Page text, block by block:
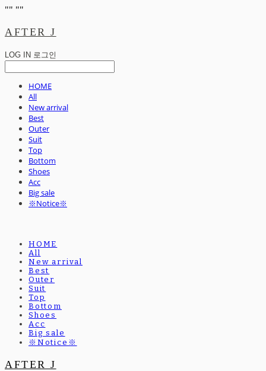
"" ""
AFTER J
LOG IN 로그인
HOME
All
New arrival
Best
Outer
Suit
Top
Bottom
Shoes
Acc
Big sale
※Notice※
HOME
All
New arrival
Best
Outer
Suit
Top
Bottom
Shoes
Acc
Big sale
※Notice※
AFTER J